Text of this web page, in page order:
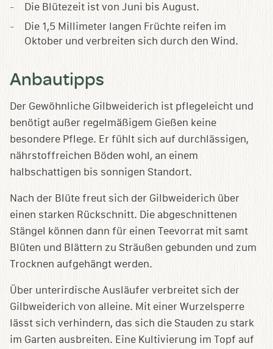
Die Blütezeit ist von Juni bis August.
Die 1,5 Millimeter langen Früchte reifen im
Oktober und verbreiten sich durch den Wind.
Anbautipps
Der Gewöhnliche Gilbweiderich ist pflegeleicht und
benötigt außer regelmäßigem Gießen keine
besondere Pflege. Er fühlt sich auf durchlässigen,
nährstoffreichen Böden wohl, an einem
halbschattigen bis sonnigen Standort.
Nach der Blüte freut sich der Gilbweiderich über
einen starken Rückschnitt. Die abgeschnittenen
Stängel können dann für einen Teevorrat mit samt
Blüten und Blättern zu Sträußen gebunden und zum
Trocknen aufgehängt werden.
Über unterirdische Ausläufer verbreitet sich der
Gilbweiderich von alleine. Mit einer Wurzelsperre
lässt sich verhindern, das sich die Stauden zu stark
im Garten ausbreiten. Eine Kultivierung im Topf auf